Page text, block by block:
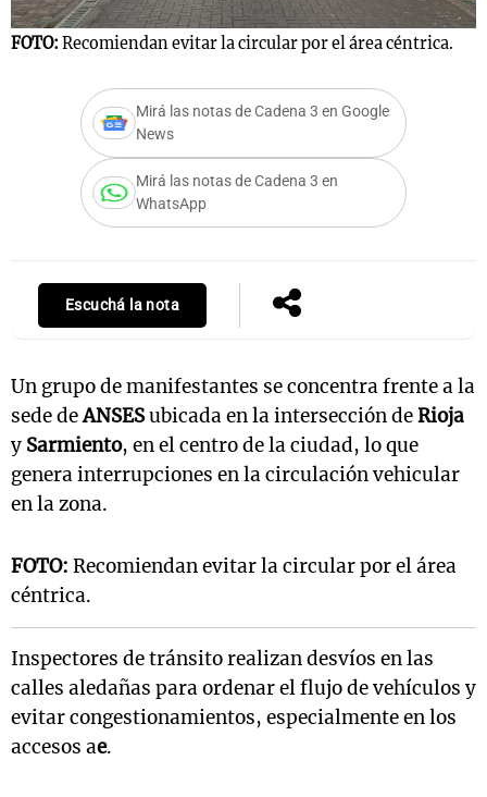
FOTO: Recomiendan evitar la circular por el área céntrica.
Mirá las notas de Cadena 3 en Google
News
Mirá las notas de Cadena 3 en
WhatsApp
Escuchá la nota
Un grupo de manifestantes se concentra frente a la
sede deANSESubicada en la intersección deRioja
y Sarmiento, en el centro de la ciudad, lo que
genera interrupciones en la circulación vehicular
en la zona.
FOTO: Recomiendan evitar la circular por el área
céntrica.
Inspectores de tránsito realizan desvíos en las
calles aledañas para ordenar el flujo de vehículos y
evitar congestionamientos, especialmente en los
accesos ae.